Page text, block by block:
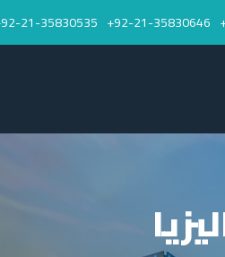
92-21-35830646+
92-21-35830535+